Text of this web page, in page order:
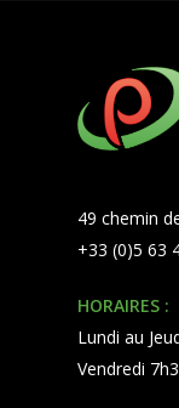
49 chemin
+33 (0)5 63
HORAIRES :
Lundi au
Vendredi